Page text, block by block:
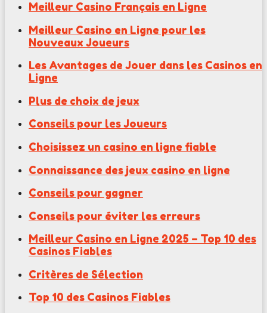
Meilleur Casino Français en Ligne
Meilleur Casino en Ligne pour les
Nouveaux Joueurs
Les Avantages de Jouer dans les Casinos en
Ligne
Plus de choix de jeux
Conseils pour les Joueurs
Choisissez un casino en ligne fiable
Connaissance des jeux casino en ligne
Conseils pour gagner
Conseils pour éviter les erreurs
Meilleur Casino en Ligne 2025 – Top 10 des
Casinos Fiables
Critères de Sélection
Top 10 des Casinos Fiables